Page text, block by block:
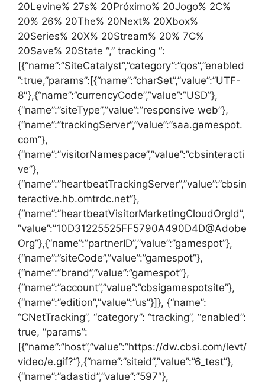
20Levine% 27s% 20Próximo% 20Jogo% 2C%
20% 26% 20The% 20Next% 20Xbox%
20Series% 20X% 20Stream% 20% 7C%
20Save% 20State “,” tracking “:
[{“name”:”SiteCatalyst”,”category”:”qos”,”enabled
”:true,”params”:[{“name”:”charSet”,”value”:”UTF-
8″},{“name”:”currencyCode”,”value”:”USD”},
{“name”:”siteType”,”value”:”responsive web”},
{“name”:”trackingServer”,”value”:”saa.gamespot.
com”},
{“name”:”visitorNamespace”,”value”:”cbsinteracti
ve”},
{“name”:”heartbeatTrackingServer”,”value”:”cbsin
teractive.hb.omtrdc.net”},
{“name”:”heartbeatVisitorMarketingCloudOrgId”,
”value”:”10D31225525FF5790A490D4D@Adobe
Org”},{“name”:”partnerID”,”value”:”gamespot”},
{“name”:”siteCode”,”value”:”gamespot”},
{“name”:”brand”,”value”:”gamespot”},
{“name”:”account”,”value”:”cbsigamespotsite”},
{“name”:”edition”,”value”:”us”}]}, {“name”:
“CNetTracking”, “category”: “tracking”, “enabled”:
true, “params”:
[{“name”:”host”,”value”:”https://dw.cbsi.com/levt/
video/e.gif?”},{“name”:”siteid”,”value”:”6_test”},
{“name”:”adastid”,”value”:”597″},